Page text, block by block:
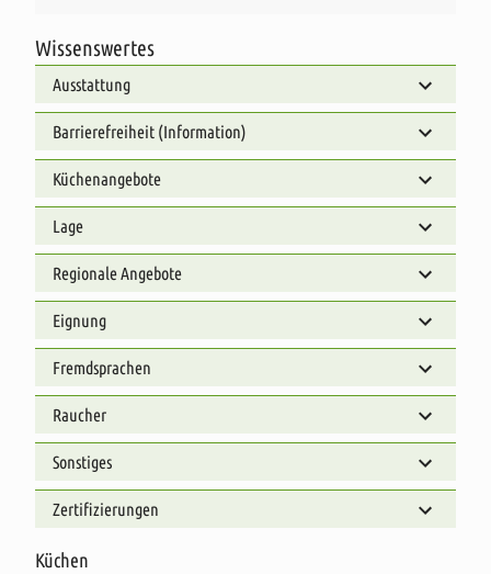
Wissenswertes
Ausstattung
Barrierefreiheit (Information)
Küchenangebote
Lage
Regionale Angebote
Eignung
Fremdsprachen
Raucher
Sonstiges
Zertifizierungen
Küchen